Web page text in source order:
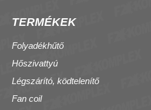
TERMÉKEK
Folyadékhűtő
Hőszivattyú
Légszárító, ködtelenítő
Fan coil